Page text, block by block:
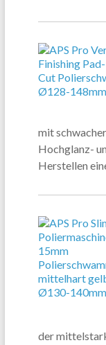
mit
Hochglanz-
Herstellen
der